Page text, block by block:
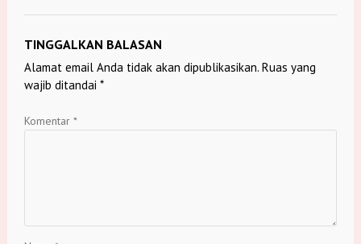
TINGGALKAN BALASAN
Alamat email Anda tidak akan dipublikasikan. Ruas yang
wajib ditandai *
Komentar *